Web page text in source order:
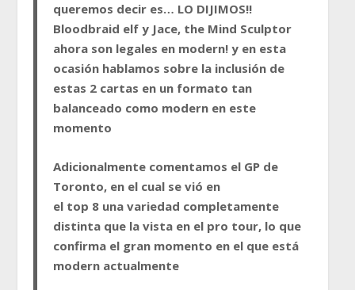
queremos decir es… LO DIJIMOS!!
Bloodbraid elf y Jace, the Mind Sculptor
ahora son legales en modern! y en esta
ocasión hablamos sobre la inclusión de
estas 2 cartas en un formato tan
balanceado como modern en este
momento
Adicionalmente comentamos el GP de
Toronto, en el cual se vió en
el top 8 una variedad completamente
distinta que la vista en el pro tour, lo que
confirma el gran momento en el que está
modern actualmente